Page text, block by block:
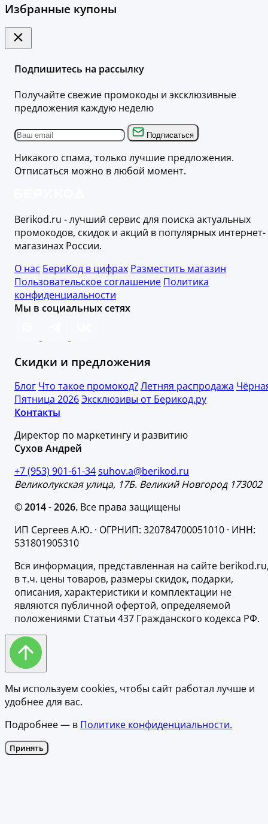
Избранные купоны
Подпишитесь на рассылку
Получайте свежие промокоды и эксклюзивные
предложения каждую неделю
Подписаться
Никакого спама, только лучшие предложения.
Отписаться можно в любой момент.
Berikod.ru - лучший сервис для поиска актуальных
промокодов, скидок и акций в популярных интернет-
магазинах России.
О нас БериКод в цифрах Разместить магазин
Пользовательское соглашение Политика
конфиденциальности
Мы в социальных сетях
Скидки и предложения
Блог Что такое промокод?Летняя распродажа
Пятница 2026Эксклюзивы от Берикод.ру
Контакты
Директор по маркетингу и развитию
Сухов Андрей
+7 (953) 901-61-34suhov.a@berikod.ru
Великолукская улица, 17Б. Великий Новгород 173002
© 2014 - 2026. Все права защищены
ИП Сергеев А.Ю. · ОГРНИП: 320784700051010 · ИНН:
531801905310
Вся информация, представленная на сайте
в т.ч. цены товаров, размеры скидок, подарки,
описания, характеристики и комплектации не
являются публичной офертой, определяемой
положениями Статьи 437 Гражданского кодекса РФ.
Мы используем cookies, чтобы сайт работал лучше и
удобнее для вас.
Подробнее — в Политике конфиденциальности.
Принять